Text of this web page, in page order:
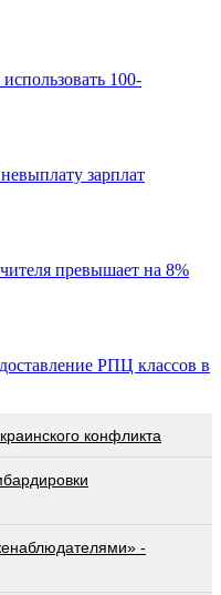
100-
зарплат
превышает на 8%
РПЦ классов в
конфликта
-